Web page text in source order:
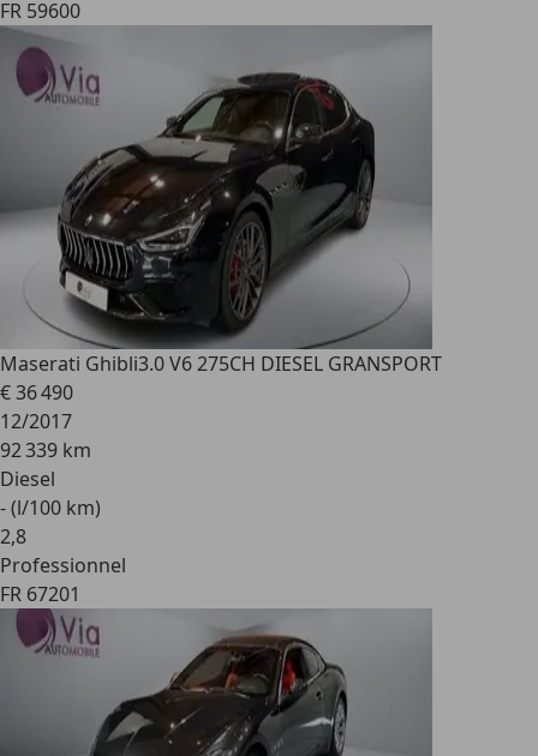
FR 59600
Maserati Ghibli3.0 V6 275CH DIESEL GRANSPORT
€ 36 490
12/2017
92 339 km
Diesel
- (l/100 km)
2,8
Professionnel
FR 67201